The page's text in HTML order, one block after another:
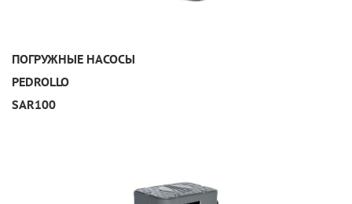
ПОГРУЖНЫЕ НАСОСЫ
PEDROLLO
SAR100